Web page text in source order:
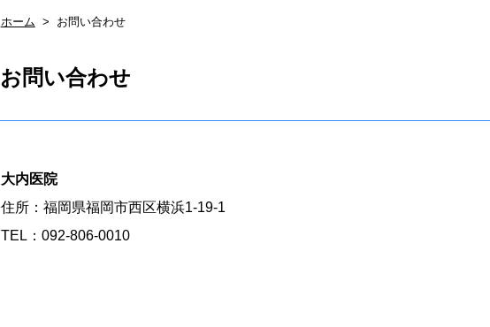
ホーム お問い合わせ
お問い合わせ
大内医院
住所：福岡県福岡市西区横浜1-19-1
TEL：092-806-0010